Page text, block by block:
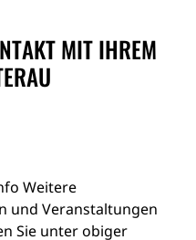
MIT IHREM
Weitere
und Veranstaltungen
Sie unter obiger